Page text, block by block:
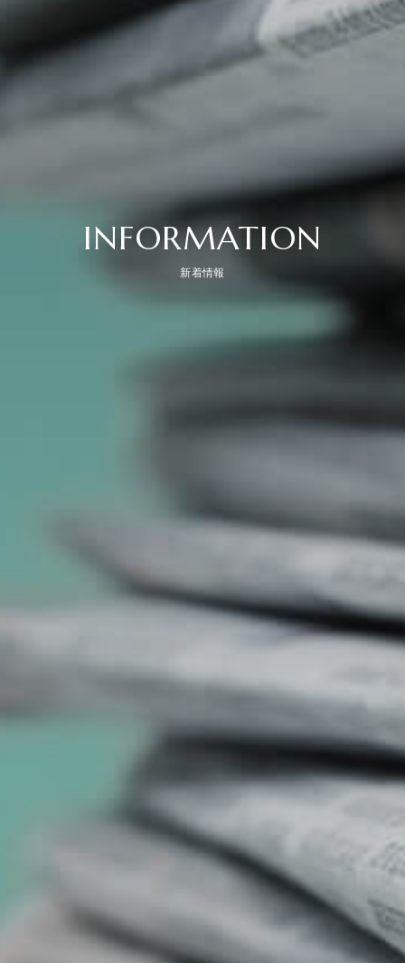
INFORMATION
新着情報